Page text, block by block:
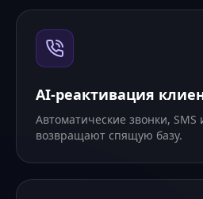
AI-реактивация
Автоматические звонки, SMS
возвращают спящую базу.